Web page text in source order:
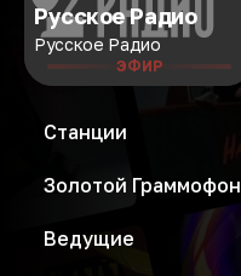
Русское Радио
Русское Радио
ЭФИР
Станции
Золотой Граммофон
Ведущие